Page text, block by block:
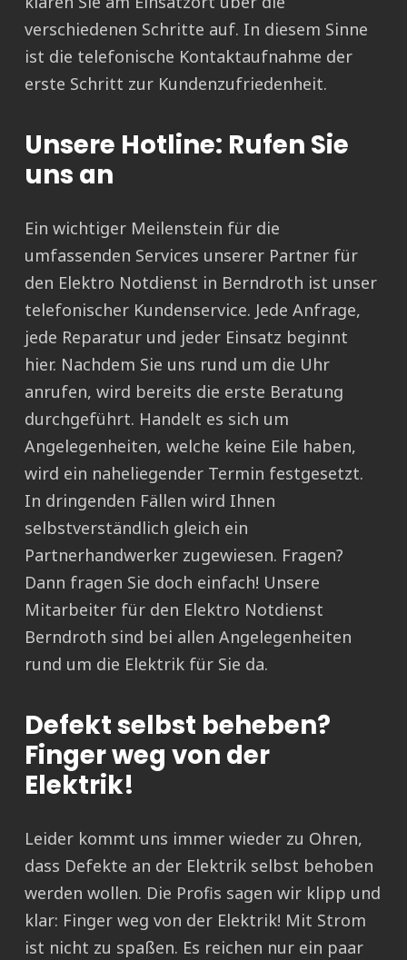
verschiedenen Schritte auf. In diesem Sinne
ist die telefonische Kontaktaufnahme der
erste Schritt zur Kundenzufriedenheit.
Unsere Hotline: Rufen Sie
uns an
Ein wichtiger Meilenstein für die
umfassenden Services unserer Partner für
den Elektro Notdienst in Berndroth ist unser
telefonischer Kundenservice. Jede Anfrage,
jede Reparatur und jeder Einsatz beginnt
hier. Nachdem Sie uns rund um die Uhr
anrufen, wird bereits die erste Beratung
durchgeführt. Handelt es sich um
Angelegenheiten, welche keine Eile haben,
wird ein naheliegender Termin festgesetzt.
In dringenden Fällen wird Ihnen
selbstverständlich gleich ein
Partnerhandwerker zugewiesen. Fragen?
Dann fragen Sie doch einfach! Unsere
Mitarbeiter für den Elektro Notdienst
Berndroth sind bei allen Angelegenheiten
rund um die Elektrik für Sie da.
Defekt selbst beheben?
Finger weg von der
Elektrik!
Leider kommt uns immer wieder zu Ohren,
dass Defekte an der Elektrik selbst behoben
werden wollen. Die Profis sagen wir klipp und
klar: Finger weg von der Elektrik! Mit Strom
ist nicht zu spaßen. Es reichen nur ein paar